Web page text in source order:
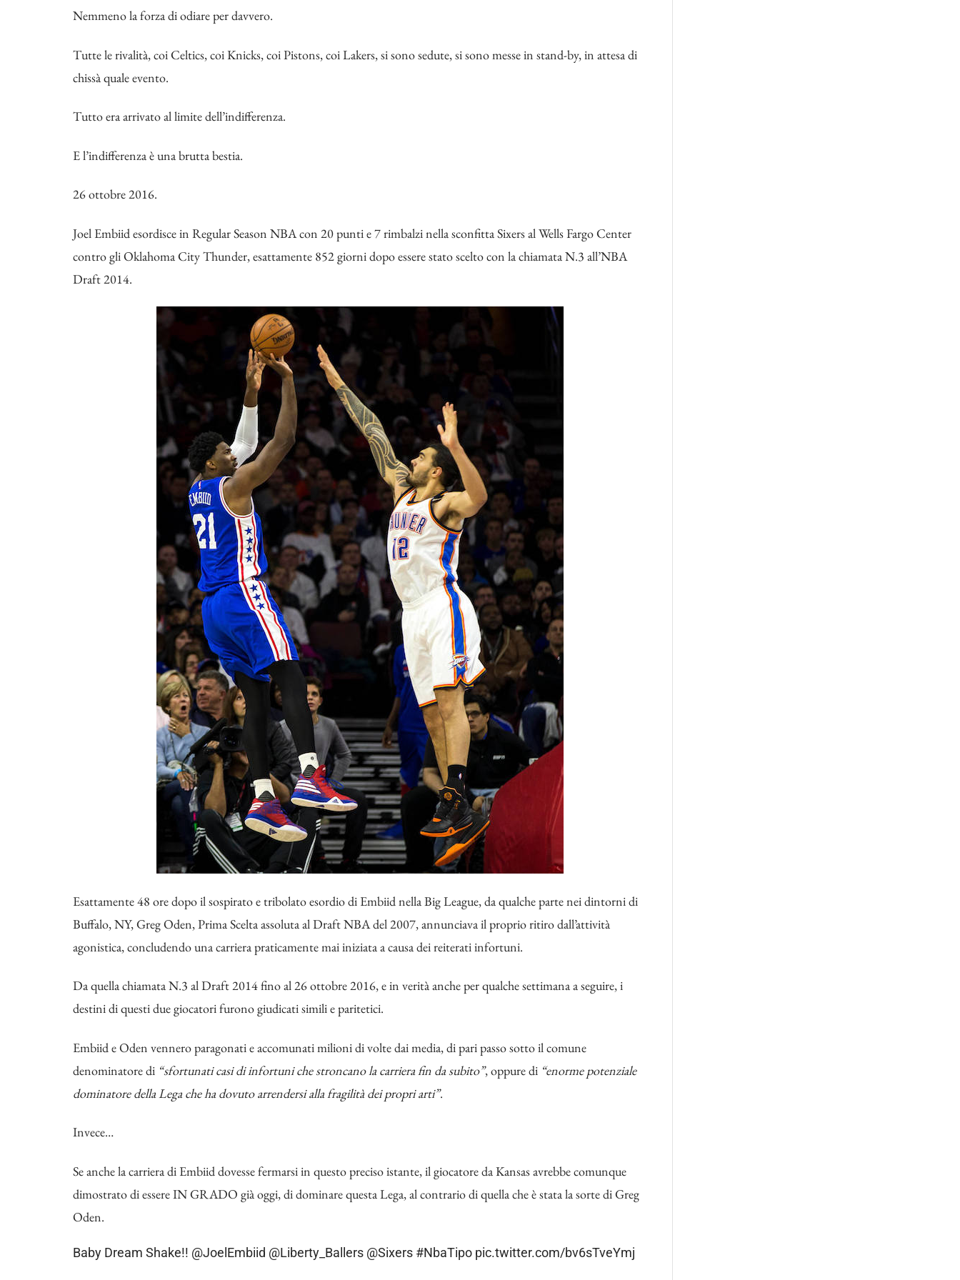
Nemmeno la forza di odiare per davvero.
Tutte le rivalità, coi Celtics, coi Knicks, coi Pistons, coi Lakers, si sono sedute, si sono messe in stand-by, in attesa di
chissà quale evento.
Tutto era arrivato al limite dell’indifferenza.
E l’indifferenza è una brutta bestia.
26 ottobre 2016.
Joel Embiid esordisce in Regular Season NBA con 20 punti e 7 rimbalzi nella sconfitta Sixers al Wells Fargo Center
contro gli Oklahoma City Thunder, esattamente 852 giorni dopo essere stato scelto con la chiamata N.3 all’NBA
Draft 2014.
Esattamente 48 ore dopo il sospirato e tribolato esordio di Embiid nella Big League, da qualche parte nei dintorni di
Buffalo, NY, Greg Oden, Prima Scelta assoluta al Draft NBA del 2007, annunciava il proprio ritiro dall’attività
agonistica, concludendo una carriera praticamente mai iniziata a causa dei reiterati infortuni.
Da quella chiamata N.3 al Draft 2014 fino al 26 ottobre 2016, e in verità anche per qualche settimana a seguire, i
destini di questi due giocatori furono giudicati simili e paritetici.
Embiid e Oden vennero paragonati e accomunati milioni di volte dai media, di pari passo sotto il comune
denominatore di “sfortunati casi di infortuni che stroncano la carriera fin da subito”, oppure di “enorme potenziale
dominatore della Lega che ha dovuto arrendersi alla fragilità dei propri arti”.
Invece…
Se anche la carriera di Embiid dovesse fermarsi in questo preciso istante, il giocatore da Kansas avrebbe comunque
dimostrato di essere IN GRADO già oggi, di dominare questa Lega, al contrario di quella che è stata la sorte di Greg
Oden.
Baby Dream Shake!! @JoelEmbiid @Liberty_Ballers @Sixers #NbaTipo pic.twitter.com/bv6sTveYmj